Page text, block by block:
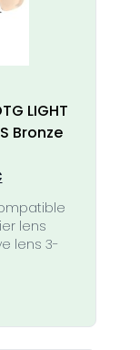
LIGHT
Bronze
El
precio
actual
es:
lens
lens 3-